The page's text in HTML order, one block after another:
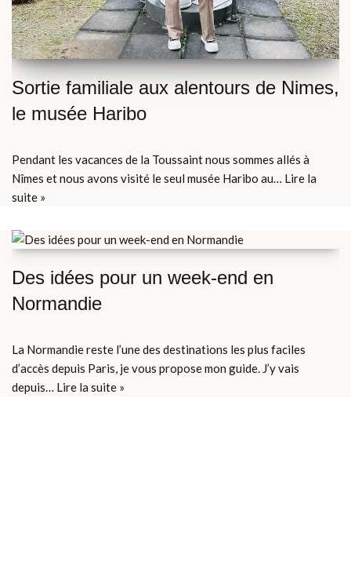
Sortie familiale aux alentours de Nimes,
le musée Haribo
Pendant les vacances de la Toussaint nous sommes allés à
Nîmes et nous avons visité le seul musée Haribo au… Lire la
suite »
Des idées pour un week-end en
Normandie
La Normandie reste l’une des destinations les plus faciles
d’accès depuis Paris, je vous propose mon guide. J’y vais
depuis… Lire la suite »